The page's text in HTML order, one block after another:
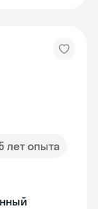
лет опыта